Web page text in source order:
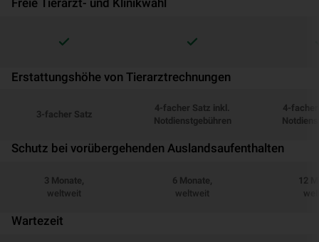
Freie Tierarzt- und Klinikwahl
Erstattungshöhe von Tierarztrechnungen
3-facher Satz
4-facher Satz inkl.
Notdienstgebühren
4-
Schutz bei vorübergehenden Auslandsaufenthalten
3 Monate,
weltweit
6 Monate,
weltweit
12
Wartezeit